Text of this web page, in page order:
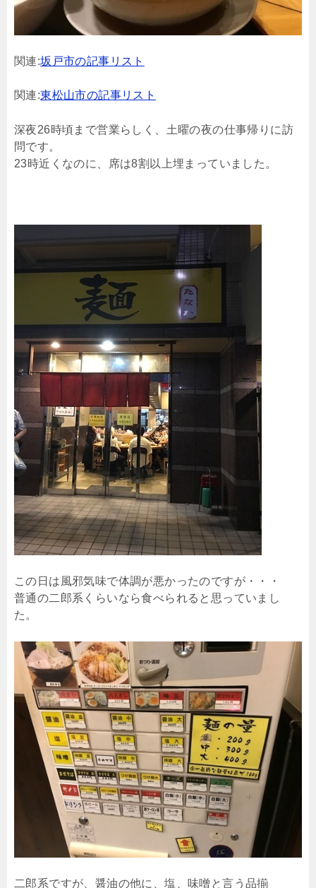
関連:坂戸市の記事リスト
関連:東松山市の記事リスト
深夜26時頃まで営業らしく、土曜の夜の仕事帰りに訪
問です。
23時近くなのに、席は8割以上埋まっていました。
この日は風邪気味で体調が悪かったのですが・・・
普通の二郎系くらいなら食べられると思っていまし
た。
二郎系ですが、醤油の他に、塩、味噌と言う品揃